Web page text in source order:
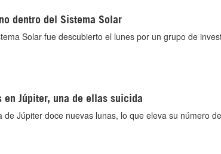
dentro del Sistema Solar
Solar fue descubierto el lunes por un grupo de
en Júpiter, una de ellas suicida
Júpiter doce nuevas lunas, lo que eleva su número